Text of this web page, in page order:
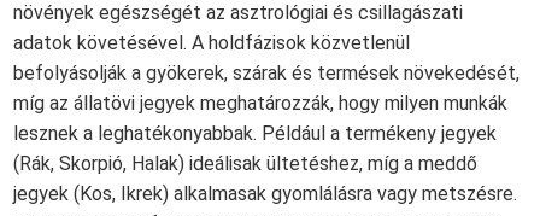
növények egészségét az asztrológiai és csillagászati
adatok követésével. A holdfázisok közvetlenül
befolyásolják a gyökerek, szárak és termések növekedését,
míg az állatövi jegyek meghatározzák, hogy milyen munkák
lesznek a leghatékonyabbak. Például a termékeny jegyek
(Rák, Skorpió, Halak) ideálisak ültetéshez, míg a meddő
jegyek (Kos, Ikrek) alkalmasak gyomlálásra vagy metszésre.